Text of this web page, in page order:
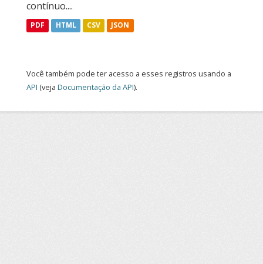
contínuo....
PDF HTML CSV JSON
Você também pode ter acesso a esses registros usando a
API (veja Documentação da API).